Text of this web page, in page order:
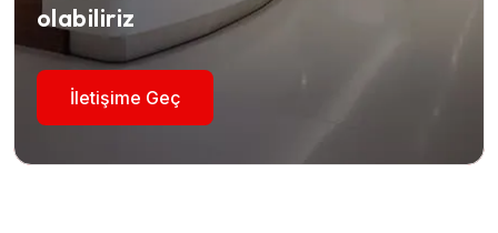
olabiliriz
İletişime Geç